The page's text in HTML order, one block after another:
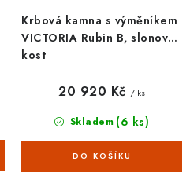
Krbová kamna s výměníkem
VICTORIA Rubin B, slonová
kost
Skladem (6 ks)
20 920 Kč / ks